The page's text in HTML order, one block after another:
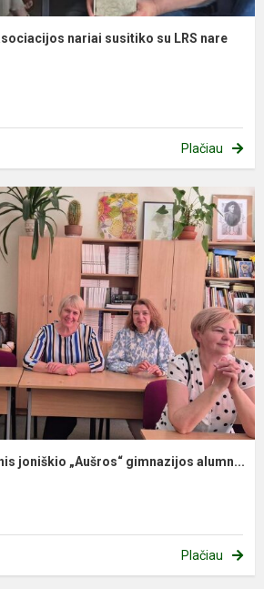
nariai susitiko su LRS nare
Plačiau
joniškio „Aušros“ gimnazijos alumn...
Plačiau